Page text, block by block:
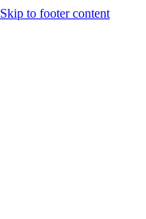
Skip to footer content